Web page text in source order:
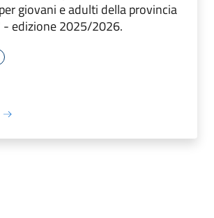
giovani e adulti della provincia
- edizione 2025/2026.